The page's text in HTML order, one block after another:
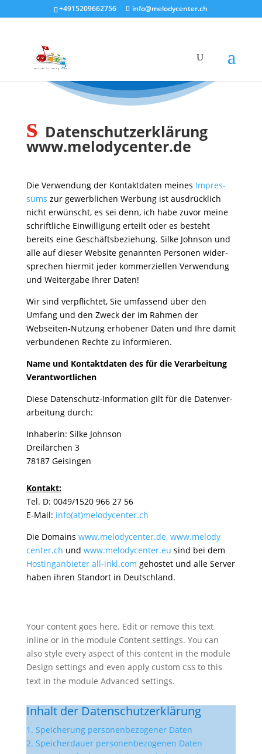
+4915209662756 info@melodycenter.ch
s Datenschutzerklärung
www​.melo​dy​center​.de
Die Verwen­dung der Kontakt­daten meines Impres­
sums zur gewerb­li­chen Werbung ist ausdrück­lich
nicht erwünscht, es sei denn, ich habe zuvor meine
schrift­liche Einwil­li­gung erteilt oder es besteht
bereits eine Geschäfts­be­zie­hung. Silke Johnson und
alle auf dieser Website genannten Personen wider­
spre­chen hiermit jeder kommer­zi­ellen Verwen­dung
und Weiter­gabe Ihrer Daten!
Wir sind verpflichtet, Sie umfas­send über den
Umfang und den Zweck der im Rahmen der
Webseiten-Nutzung erho­bener Daten und Ihre damit
verbun­denen Rechte zu informieren.
Name und Kontakt­daten des für die Verar­bei­tung
Verantwortlichen
Diese Daten­schutz-Infor­ma­tion gilt für die Daten­ver­
ar­bei­tung durch:
Inha­berin: Silke Johnson
Dreil­är­chen 3
78187 Geisingen
Kontakt:
Tel. D: 0049/1520 966 27 56
E‑Mail: info(at)melodycenter.ch
Die Domains www​.melo​dy​center​.de, www​.melo​dy​
center​.ch und www​.melo​dy​center​.eu sind bei dem
Hostin­g­an­bieter all​-inkl​.com gehostet und alle Server
haben ihren Standort in Deutschland.
Your content goes here. Edit or remove this text
inline or in the module Content settings. You can
also style every aspect of this content in the module
Design settings and even apply custom CSSto this
text in the module Advanced settings.
Inhalt der Datenschutzerklärung
1. Spei­che­rung perso­nen­be­zo­gener Daten
2. Spei­cher­dauer perso­nen­be­zo­genen Daten